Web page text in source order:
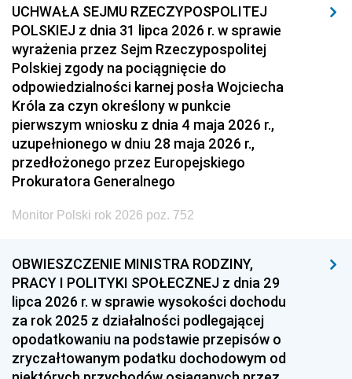
UCHWAŁA SEJMU RZECZYPOSPOLITEJ
POLSKIEJ z dnia 31 lipca 2026 r. w sprawie
wyrażenia przez Sejm Rzeczypospolitej
Polskiej zgody na pociągnięcie do
odpowiedzialności karnej posła Wojciecha
Króla za czyn określony w punkcie
pierwszym wniosku z dnia 4 maja 2026 r.,
uzupełnionego w dniu 28 maja 2026 r.,
przedłożonego przez Europejskiego
Prokuratora Generalnego
Monitor Polski rok 2026 poz. 752
OBWIESZCZENIE MINISTRA RODZINY,
PRACY I POLITYKI SPOŁECZNEJ z dnia 29
lipca 2026 r. w sprawie wysokości dochodu
za rok 2025 z działalności podlegającej
opodatkowaniu na podstawie przepisów o
zryczałtowanym podatku dochodowym od